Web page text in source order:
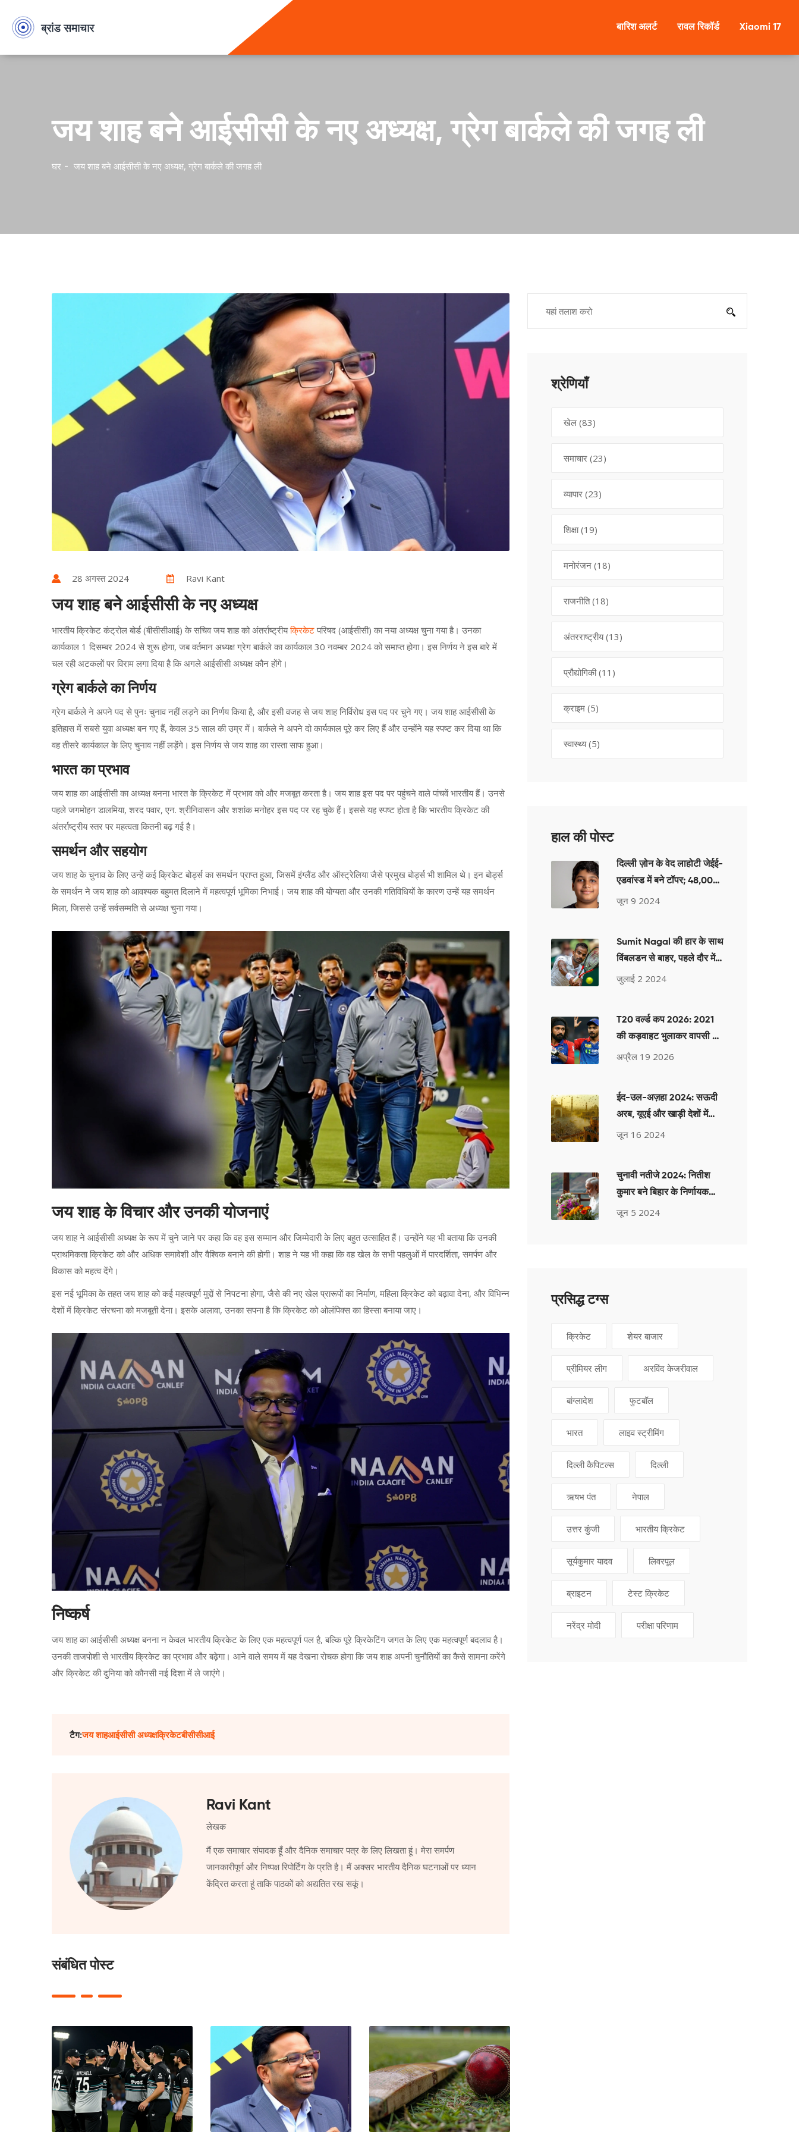
बारिश अलर्ट रावल रिकॉर्ड Xiaomi 17
जय शाह बने आईसीसी के नए अध्यक्ष, ग्रेग बार्कले की जगह ली
घर जय शाह बने आईसीसी के नए अध्यक्ष, ग्रेग बार्कले की जगह ली
28 अगस्त 2024 Ravi Kant
जय शाह बने आईसीसी के नए अध्यक्ष
भारतीय क्रिकेट कंट्रोल बोर्ड (बीसीसीआई) के सचिव जय शाह को अंतर्राष्ट्रीयक्रिकेट परिषद (आईसीसी) का नया अध्यक्ष चुना गया है। उनका
कार्यकाल 1 दिसम्बर 2024 से शुरू होगा, जब वर्तमान अध्यक्ष ग्रेग बार्कले का कार्यकाल 30 नवम्बर 2024 को समाप्त होगा। इस निर्णय ने इस बारे में
चल रही अटकलों पर विराम लगा दिया है कि अगले आईसीसी अध्यक्ष कौन होंगे।
ग्रेग बार्कले का निर्णय
ग्रेग बार्कले ने अपने पद से पुनः चुनाव नहीं लड़ने का निर्णय किया है, और इसी वजह से जय शाह निर्विरोध इस पद पर चुने गए। जय शाह आईसीसी के
इतिहास में सबसे युवा अध्यक्ष बन गए हैं, केवल 35 साल की उम्र में। बार्कले ने अपने दो कार्यकाल पूरे कर लिए हैं और उन्होंने यह स्पष्ट कर दिया था कि
वह तीसरे कार्यकाल के लिए चुनाव नहीं लड़ेंगे। इस निर्णय से जय शाह का रास्ता साफ हुआ।
भारत का प्रभाव
जय शाह का आईसीसी का अध्यक्ष बनना भारत के क्रिकेट में प्रभाव को और मजबूत करता है। जय शाह इस पद पर पहुंचने वाले पांचवें भारतीय हैं। उनसे
पहले जगमोहन डालमिया, शरद पवार, एन. श्रीनिवासन और शशांक मनोहर इस पद पर रह चुके हैं। इससे यह स्पष्ट होता है कि भारतीय क्रिकेट की
अंतर्राष्ट्रीय स्तर पर महत्वता कितनी बढ़ गई है।
समर्थन और सहयोग
जय शाह के चुनाव के लिए उन्हें कई क्रिकेट बोर्ड्स का समर्थन प्राप्त हुआ, जिसमें इंग्लैंड और ऑस्ट्रेलिया जैसे प्रमुख बोर्ड्स भी शामिल थे। इन बोर्ड्स
के समर्थन ने जय शाह को आवश्यक बहुमत दिलाने में महत्वपूर्ण भूमिका निभाई। जय शाह की योग्यता और उनकी गतिविधियों के कारण उन्हें यह समर्थन
मिला, जिससे उन्हें सर्वसम्मति से अध्यक्ष चुना गया।
जय शाह के विचार और उनकी योजनाएं
जय शाह ने आईसीसी अध्यक्ष के रूप में चुने जाने पर कहा कि वह इस सम्मान और जिम्मेदारी के लिए बहुत उत्साहित हैं। उन्होंने यह भी बताया कि उनकी
प्राथमिकता क्रिकेट को और अधिक समावेशी और वैश्विक बनाने की होगी। शाह ने यह भी कहा कि वह खेल के सभी पहलुओं में पारदर्शिता, समर्पण और
विकास को महत्व देंगे।
इस नई भूमिका के तहत जय शाह को कई महत्वपूर्ण मुद्दों से निपटना होगा, जैसे की नए खेल प्रारूपों का निर्माण, महिला क्रिकेट को बढ़ावा देना, और विभिन्न
देशों में क्रिकेट संरचना को मजबूती देना। इसके अलावा, उनका सपना है कि क्रिकेट को ओलंपिक्स का हिस्सा बनाया जाए।
निष्कर्ष
जय शाह का आईसीसी अध्यक्ष बनना न केवल भारतीय क्रिकेट के लिए एक महत्वपूर्ण पल है, बल्कि पूरे क्रिकेटिंग जगत के लिए एक महत्वपूर्ण बदलाव है।
उनकी ताजपोशी से भारतीय क्रिकेट का प्रभाव और बढ़ेगा। आने वाले समय में यह देखना रोचक होगा कि जय शाह अपनी चुनौतियों का कैसे सामना करेंगे
और क्रिकेट की दुनिया को कौनसी नई दिशा में ले जाएंगे।
टैग:जय शाहआईसीसी अध्यक्षक्रिकेटबीसीसीआई
Ravi Kant
लेखक
मैं एक समाचार संपादक हूँ और दैनिक समाचार पत्र के लिए लिखता हूं। मेरा समर्पण
जानकारीपूर्ण और निष्पक्ष रिपोर्टिंग के प्रति है। मैं अक्सर भारतीय दैनिक घटनाओं पर ध्यान
केंद्रित करता हूं ताकि पाठकों को अद्यतित रख सकूं।
संबंधित पोस्ट
श्रेणियाँ
खेल (83)
समाचार (23)
व्यापार (23)
शिक्षा(19)
मनोरंजन (18)
राजनीति(18)
अंतरराष्ट्रीय(13)
प्रौद्योगिकी(11)
क्राइम (5)
स्वास्थ्य(5)
हाल की पोस्ट
दिल्ली ज़ोन के वेद लाहोटी जेईई-
एडवांस्ड में बने टॉपर; 48,000
से अधिक स्टूडेंट्स हुए
जून 9 2024
Sumit Nagal की हार के साथ
विंबलडन से बाहर, पहले दौर में
Miomir Kecmanovic से
जुलाई 2 2024
T20 वर्ल्ड कप 2026: 2021
की कड़वाहट भुलाकर वापसी कर
रहे हैं ये 5 दिग्गज
अप्रैल 19 2026
ईद-उल-अज़हा 2024: सऊदी
अरब, यूएई और खाड़ी देशों में
आज मनाई जा रही है बकरीद;
जून 16 2024
चुनावी नतीजे 2024: नितीश
कुमार बने बिहार के निर्णायक
राजा
जून 5 2024
प्रसिद्ध टग्स
क्रिकेट शेयर बाजार
प्रीमियर लीग अरविंद केजरीवाल
बांग्लादेश फुटबॉल
भारत लाइव स्ट्रीमिंग
दिल्ली कैपिटल्स दिल्ली
ऋषभ पंत नेपाल
उत्तर कुंजी भारतीय क्रिकेट
सूर्यकुमार यादव लिवरपूल
ब्राइटन टेस्ट क्रिकेट
नरेंद्र मोदी परीक्षा परिणाम